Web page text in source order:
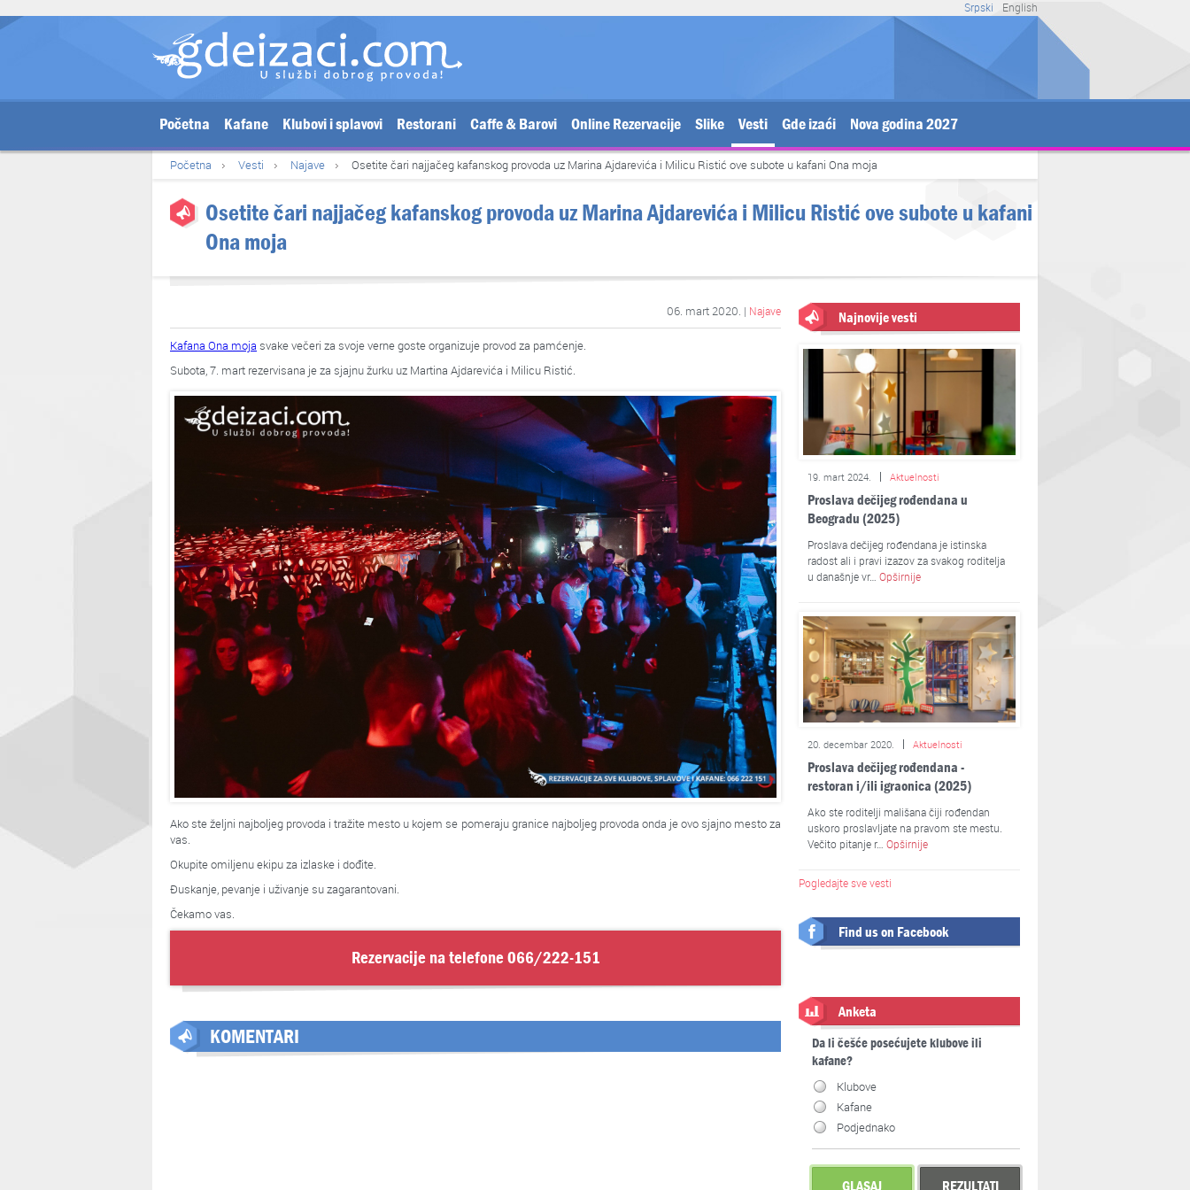
English
Srpski
Početna Kafane Klubovi i splavovi Restorani Caffe & Barovi Online Rezervacije Slike Vesti Gde izaći Nova godina 2027
Početna Vesti Najave Osetite čari najjačeg kafanskog provoda uz Marina Ajdarevića i Milicu Ristić ove subote u kafani Ona moja
Osetite čari najjačeg kafanskog provoda uz Marina Ajdarevića i Milicu Ristić ove subote u kafani
Ona moja
06. mart 2020. | Najave
Kafana Ona moja svake večeri za svoje verne goste organizuje provod za pamćenje.
Subota, 7. mart rezervisana je za sjajnu žurku uz Martina Ajdarevića i Milicu Ristić.
Ako ste željni najboljeg provoda i tražite mesto u kojem se pomeraju granice najboljeg provoda onda je ovo sjajno mesto za
vas.
Okupite omiljenu ekipu za izlaske i dođite.
Đuskanje, pevanje i uživanje su zagarantovani.
Čekamo vas.
Rezervacije na telefone066/222-151
KOMENTARI
Najnovije vesti
19. mart 2024. Aktuelnosti
Proslava dečijeg rođendana u
Beogradu (2025)
Proslava dečijeg rođendana je istinska
radost ali i pravi izazov za svakog roditelja
u današnje vr… Opširnije
20. decembar 2020. Aktuelnosti
Proslava dečijeg rođendana -
restoran i/ili igraonica (2025)
Ako ste roditelji mališana čiji rođendan
uskoro proslavljate na pravom ste mestu.
Večito pitanje r… Opširnije
Pogledajte sve vesti
Find us on Facebook
Anketa
Da li češće posećujete klubove ili
kafane?
Klubove
Kafane
Podjednako
GLASAJ REZULTATI